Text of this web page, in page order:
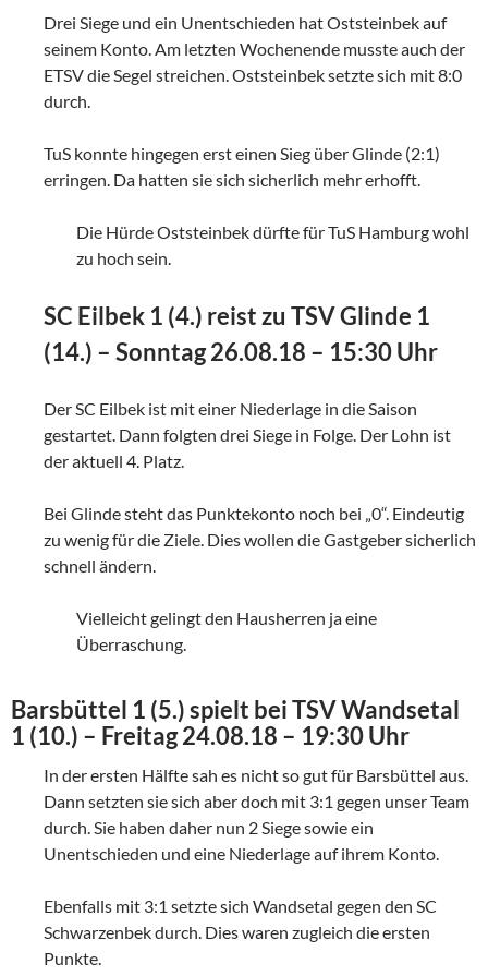
Drei Siege und ein Unentschieden hat Oststeinbek auf
seinem Konto. Am letzten Wochenende musste auch der
ETSV die Segel streichen. Oststeinbek setzte sich mit 8:0
durch.
TuS konnte hingegen erst einen Sieg über Glinde (2:1)
erringen. Da hatten sie sich sicherlich mehr erhofft.
Die Hürde Oststeinbek dürfte für TuS Hamburg wohl
zu hoch sein.
SC Eilbek 1 (4.) reist zu TSV Glinde 1
(14.) – Sonntag 26.08.18 – 15:30 Uhr
Der SC Eilbek ist mit einer Niederlage in die Saison
gestartet. Dann folgten drei Siege in Folge. Der Lohn ist
der aktuell 4. Platz.
Bei Glinde steht das Punktekonto noch bei „0“. Eindeutig
zu wenig für die Ziele. Dies wollen die Gastgeber sicherlich
schnell ändern.
Vielleicht gelingt den Hausherren ja eine
Überraschung.
Barsbüttel 1 (5.) spielt bei TSV Wandsetal
1 (10.) – Freitag 24.08.18 – 19:30 Uhr
In der ersten Hälfte sah es nicht so gut für Barsbüttel aus.
Dann setzten sie sich aber doch mit 3:1 gegen unser Team
durch. Sie haben daher nun 2 Siege sowie ein
Unentschieden und eine Niederlage auf ihrem Konto.
Ebenfalls mit 3:1 setzte sich Wandsetal gegen den SC
Schwarzenbek durch. Dies waren zugleich die ersten
Punkte.